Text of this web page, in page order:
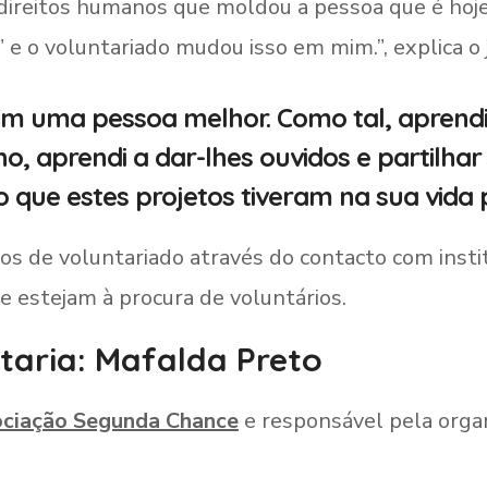
humanos que moldou a pessoa que é
o voluntariado mudou isso em mim.”, explica o
uma pessoa melhor. Como tal,
aprendi a dar-lhes ouvidos e partilhar
estes projetos tiveram na sua vida
de voluntariado através do contacto com
estejam à procura de voluntários.
Mafalda Preto
Segunda Chance e responsável pela